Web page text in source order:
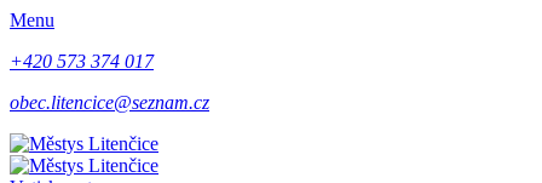
Menu
+420 573 374 017
obec.litencice@seznam.cz